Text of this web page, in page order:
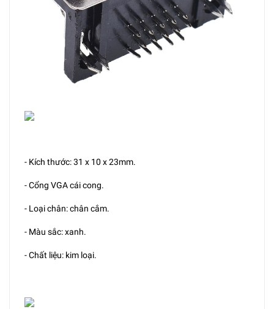
- Kích thước: 31 x 10 x 23mm.
- Cổng VGA cái cong.
- Loại chân: chân cắm.
- Màu sắc: xanh.
- Chất liệu: kim loại.